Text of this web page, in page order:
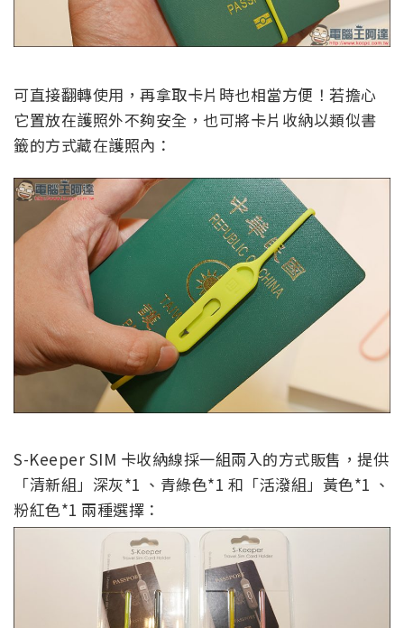
可直接翻轉使用，再拿取卡片時也相當方便！若擔心
它置放在護照外不夠安全，也可將卡片收納以類似書
籤的方式藏在護照內：
S-Keeper SIM 卡收納線採一組兩入的方式販售，提供
「清新組」深灰*1 、青綠色*1 和「活潑組」黃色*1 、
粉紅色*1 兩種選擇：